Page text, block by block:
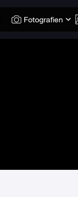
Fotografien